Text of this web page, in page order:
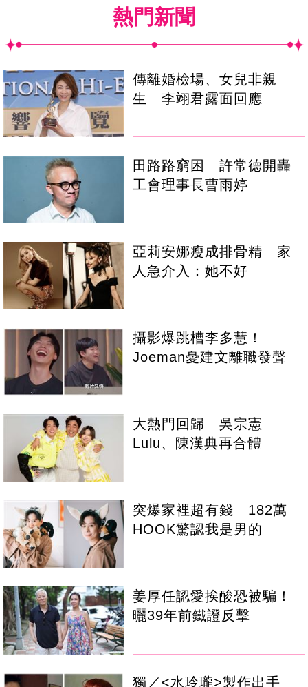
熱門新聞
傳離婚檢場、女兒非親
生 李翊君露面回應
田路路窮困 許常德開轟
工會理事長曹雨婷
亞莉安娜瘦成排骨精 家
人急介入：她不好
攝影爆跳槽李多慧！
Joeman憂建文離職發聲
大熱門回歸 吳宗憲
Lulu、陳漢典再合體
突爆家裡超有錢 182萬
HOOK驚認我是男的
姜厚任認愛挨酸恐被騙！
曬39年前鐵證反擊
獨／<水玲瓏>製作出手